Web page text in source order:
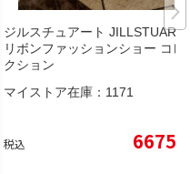
ジルスチュアート JILLSTUART
リボンファッションショー コレ
クション
マイストア在庫： 1171
税込 6675